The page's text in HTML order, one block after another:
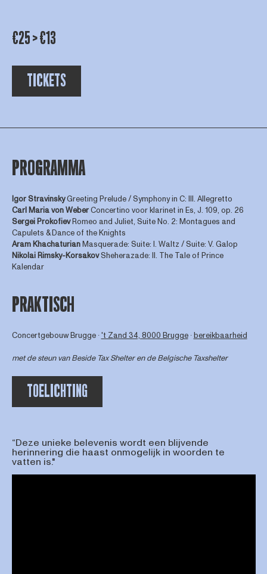
€25 > €13
TICKETS
TOELICHTING
PROGRAMMA
Igor StravinskyGreeting Prelude / Symphony in C: III. Allegretto
Carl Maria von WeberConcertino voor klarinet in Es, J. 109, op. 26
Sergei ProkofievRomeo and Juliet, Suite No. 2: Montagues and
Capulets & Dance of the Knights
Aram KhachaturianMasquerade: Suite: I. Waltz / Suite: V. Galop
Nikolai Rimsky-KorsakovSheherazade: II. The Tale of Prince
Kalendar
PRAKTISCH
Concertgebouw Brugge ∙'t Zand 34, 8000 Brugge∙bereikbaarheid
met de steun vanBeside Tax Shelteren de Belgische Taxshelter
“Deze unieke belevenis wordt een blijvende
herinnering die haast onmogelijk in woorden te
vatten is."